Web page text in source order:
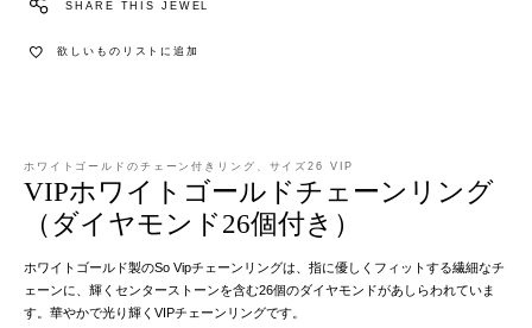
SHARE THIS JEWEL
欲しいものリストに追加
ホワイトゴールドのチェーン付きリング、サイズ26 VIP
VIPホワイトゴールドチェーンリング
（ダイヤモンド26個付き）
ホワイトゴールド製のSo Vipチェーンリングは、指に優しくフィットする繊細なチ
ェーンに、輝くセンターストーンを含む26個のダイヤモンドがあしらわれていま
す。華やかで光り輝くVIPチェーンリングです。